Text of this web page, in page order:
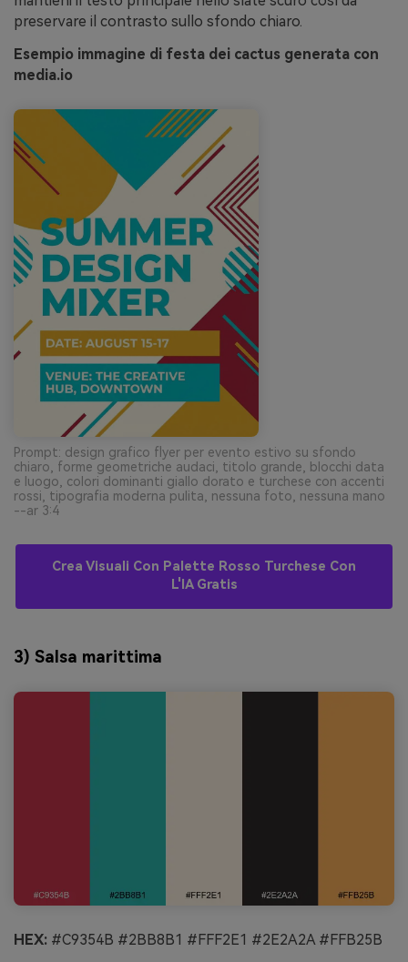
preservare il contrasto sullo sfondo chiaro.
Esempio immagine di festa dei cactus generata con
media.io
Prompt: design grafico flyer per evento estivo su sfondo
chiaro, forme geometriche audaci, titolo grande, blocchi data
e luogo, colori dominanti giallo dorato e turchese con accenti
rossi, tipografia moderna pulita, nessuna foto, nessuna mano
--ar 3:4
Crea Visuali Con Palette Rosso Turchese Con
L'IA Gratis
3) Salsa marittima
HEX: #C9354B #2BB8B1 #FFF2E1 #2E2A2A #FFB25B